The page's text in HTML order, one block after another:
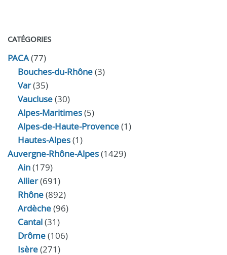
CATÉGORIES
PACA(77)
Bouches-du-Rhône(3)
Var(35)
Vaucluse(30)
Alpes-Maritimes(5)
Alpes-de-Haute-Provence(1)
Hautes-Alpes(1)
Auvergne-Rhône-Alpes(1429)
Ain(179)
Allier(691)
Rhône(892)
Ardèche(96)
Cantal(31)
Drôme(106)
Isère(271)